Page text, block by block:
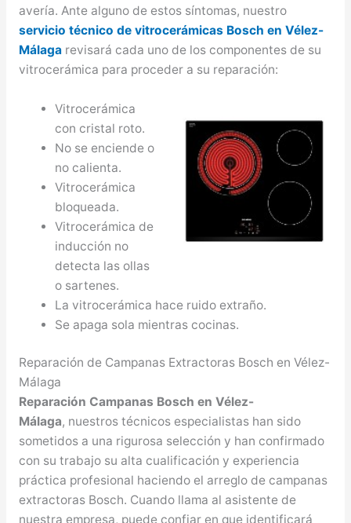
avería. Ante alguno de estos síntomas, nuestro
servicio técnico de vitrocerámicas Bosch en Vélez-
Málagarevisará cada uno de los componentes de su
vitrocerámica para proceder a su reparación:
Vitrocerámica
con cristal roto.
No se enciende o
no calienta.
Vitrocerámica
bloqueada.
Vitrocerámica de
inducción no
detecta las ollas
o sartenes.
La vitrocerámica hace ruido extraño.
Se apaga sola mientras cocinas.
Reparación de Campanas Extractoras Bosch en Vélez-
Málaga
Reparación Campanas Bosch en Vélez-
Málaga, nuestros técnicos especialistas han sido
sometidos a una rigurosa selección y han confirmado
con su trabajo su alta cualificación y experiencia
práctica profesional haciendo el arreglo de campanas
extractoras Bosch. Cuando llama al asistente de
nuestra empresa, puede confiar en que identificará